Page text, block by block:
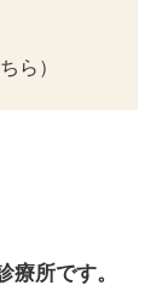
ら）
所です。